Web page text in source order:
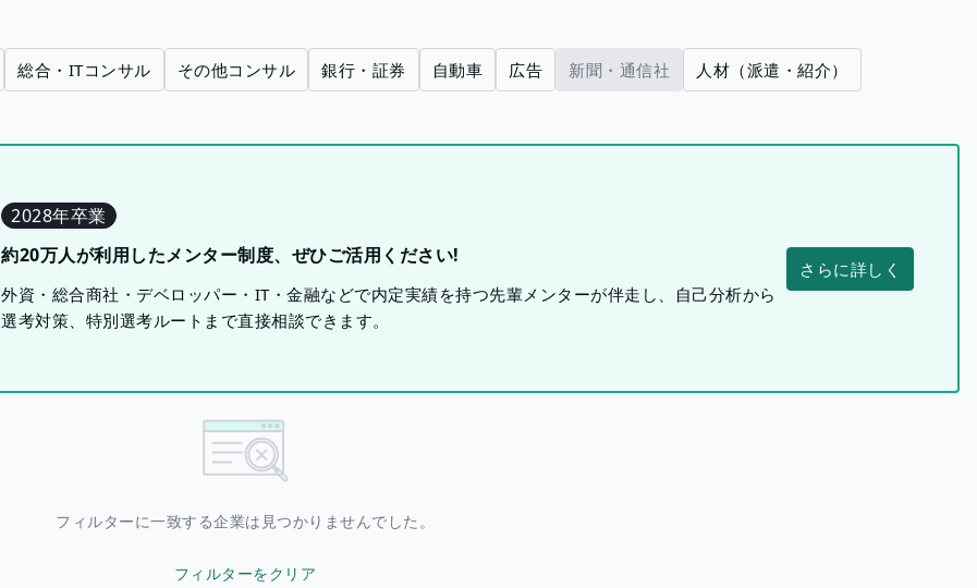
総合・ITコンサル その他コンサル 銀行・証券 自動車 広告 新聞・通信社 人材（派遣・紹介）
2028年卒業
約20万人が利用したメンター制度、ぜひご活用ください!
外資・総合商社・デベロッパー・IT・金融などで内定実績を持つ先輩メンターが伴走し、自己分析から
選考対策、特別選考ルートまで直接相談できます。
さらに詳しく
フィルターに一致する企業は見つかりませんでした。
フィルターをクリア